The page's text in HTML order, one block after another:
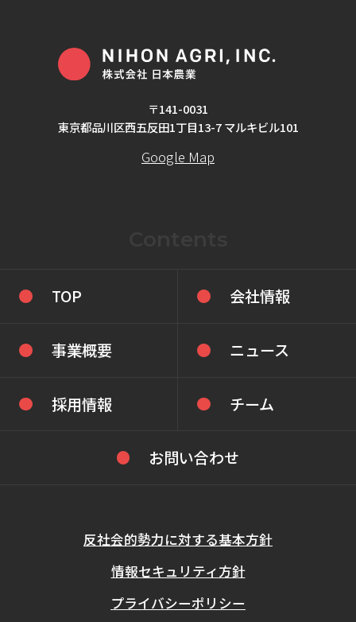
〒141-0031
東京都品川区西五反田1丁目13-7 マルキビル101
Google Map
TOP 会社情報
事業概要 ニュース
採用情報 チーム
お問い合わせ
反社会的勢力に対する基本方針
情報セキュリティ方針
プライバシーポリシー